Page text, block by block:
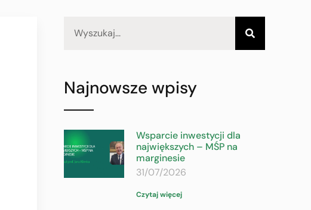
Najnowsze wpisy
Wsparcie inwestycji dla
największych – MŚP na
marginesie
31/07/2026
Czytaj więcej